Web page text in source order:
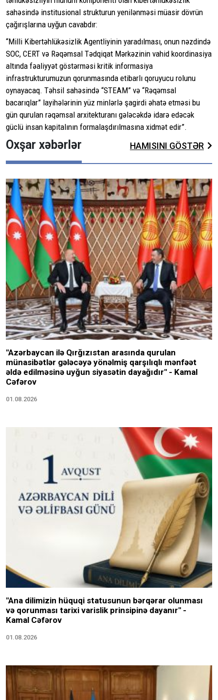
sahəsində institusional strukturun yenilənməsi müasir dövrün
çağırışlarına uyğun cavabdır:
“Milli Kibertəhlükəsizlik Agentliyinin yaradılması, onun nəzdində
SOC, CERT və Rəqəmsal Tədqiqat Mərkəzinin vahid koordinasiya
altında fəaliyyət göstərməsi kritik informasiya
infrastrukturumuzun qorunmasında etibarlı qoruyucu rolunu
oynayacaq. Təhsil sahəsində “STEAM” və “Rəqəmsal
bacarıqlar” layihələrinin yüz minlərlə şagirdi əhatə etməsi bu
gün qurulan rəqəmsal arxitekturanı gələcəkdə idarə edəcək
güclü insan kapitalının formalaşdırılmasına xidmət edir”.
Oxşar xəbərlər HAMISINI GÖSTƏR
"Azərbaycan ilə Qırğızıstan arasında qurulan
münasibətlər gələcəyə yönəlmiş qarşılıqlı mənfəət
əldə edilməsinə uyğun siyasətin dayağıdır" - Kamal
Cəfərov
01.08.2026
"Ana dilimizin hüquqi statusunun bərqərar olunması
və qorunması tarixi varislik prinsipinə dayanır" -
Kamal Cəfərov
01.08.2026